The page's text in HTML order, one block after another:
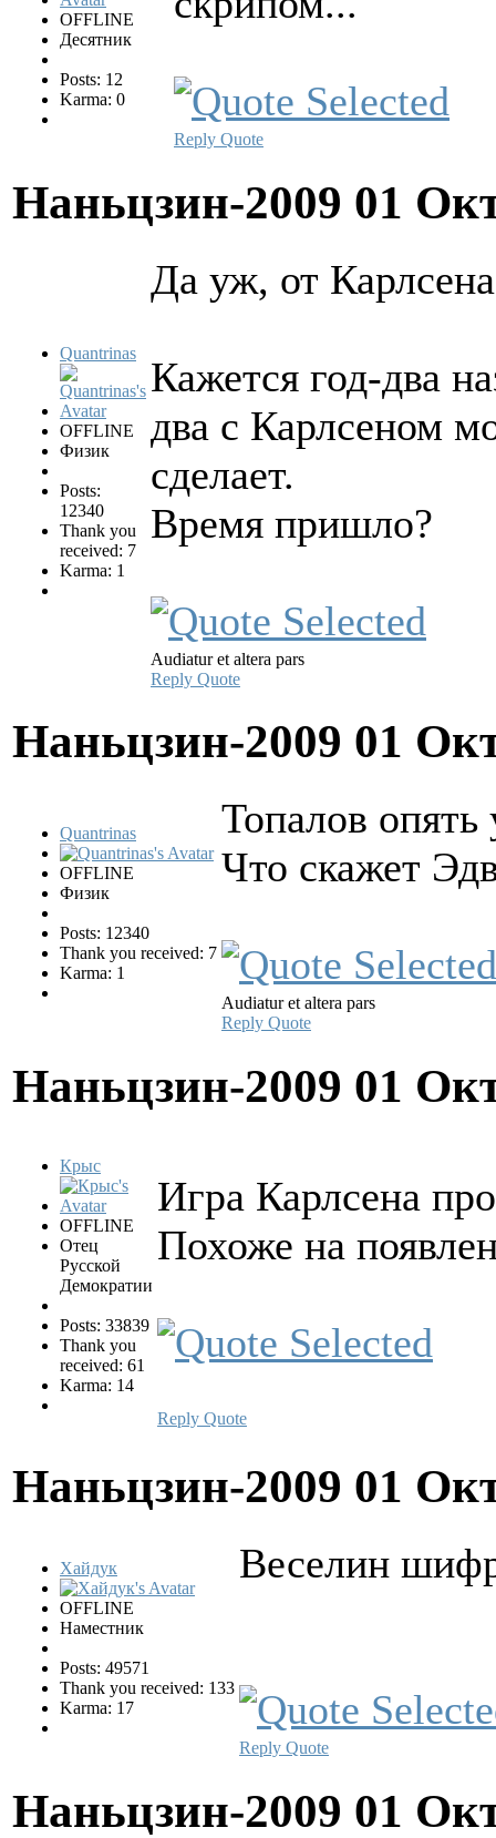
OFFLINE
Десятник
Posts: 12
Karma: 0
Reply Quote
Наньцзин-2009 01
Quantrinas
OFFLINE
Физик
Posts:
12340
Thank you
received: 7
Karma: 1
Да уж, от
Кажется год-два
два с Карлсеном
сделает.
Время пришло?
Audiatur et altera pars
Reply Quote
Наньцзин-2009 01
Quantrinas
OFFLINE
Физик
Posts: 12340
Thank you received: 7
Karma: 1
Топалов опять
Что скажет
Audiatur et altera pars
Reply Quote
Наньцзин-2009 01
Крыс
OFFLINE
Отец
Русской
Демократии
Posts: 33839
Thank you
received: 61
Karma: 14
Игра Карлсена
Похоже на
Reply Quote
Наньцзин-2009 01
Хайдук
OFFLINE
Наместник
Posts: 49571
Thank you received: 133
Karma: 17
Веселин
Reply Quote
Наньцзин-2009 01